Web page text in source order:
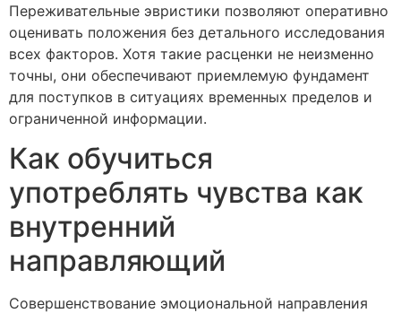
Переживательные эвристики позволяют оперативно
оценивать положения без детального исследования
всех факторов. Хотя такие расценки не неизменно
точны, они обеспечивают приемлемую фундамент
для поступков в ситуациях временных пределов и
ограниченной информации.
Как обучиться
употреблять чувства как
внутренний
направляющий
Совершенствование эмоциональной направления